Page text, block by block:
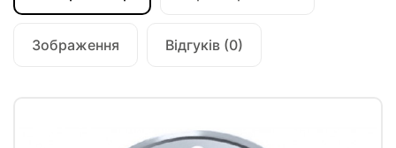
Зображення Відгуків (0)